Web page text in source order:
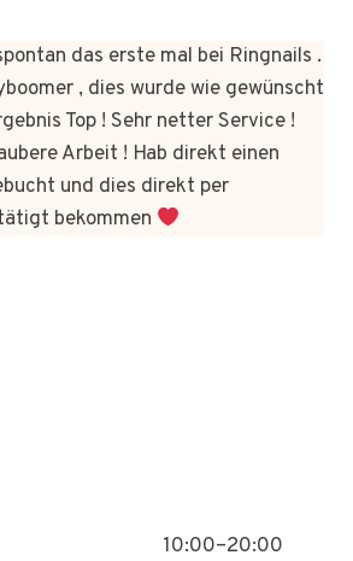
das erste mal bei Ringnails .
, dies wurde wie gewünscht
Top ! Sehr netter Service !
Arbeit ! Hab direkt einen
und dies direkt per
bekommen
10:00–20:00